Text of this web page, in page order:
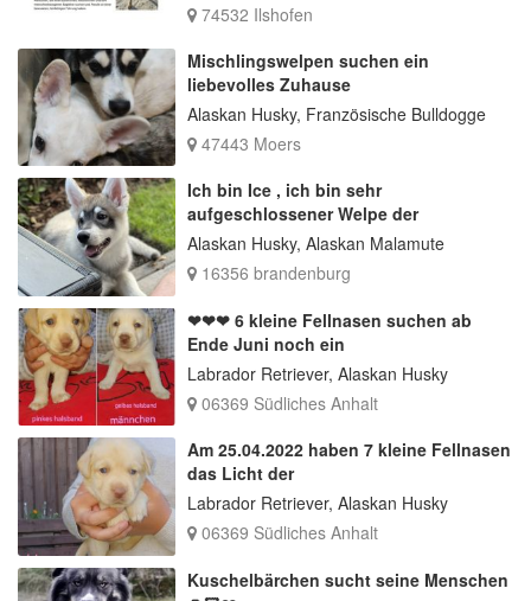
74532 Ilshofen
Mischlingswelpen suchen ein
liebevolles Zuhause
Alaskan Husky, Französische Bulldogge
47443 Moers
Ich bin Ice , ich bin sehr
aufgeschlossener Welpe der
Alaskan Husky, Alaskan Malamute
16356 brandenburg
❤❤❤ 6 kleine Fellnasen suchen ab
Ende Juni noch ein
Labrador Retriever, Alaskan Husky
06369 Südliches Anhalt
Am 25.04.2022 haben 7 kleine Fellnasen
das Licht der
Labrador Retriever, Alaskan Husky
06369 Südliches Anhalt
Kuschelbärchen sucht seine Menschen